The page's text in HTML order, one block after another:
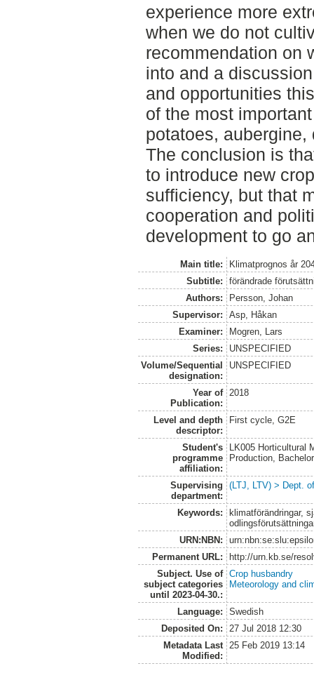
experience more
when we do not
recommendation on
into and a
and opportunities
of the most
potatoes,
The conclusion is
to introduce new
sufficiency, but that
cooperation and
development to go
Main title:
Klimatprognos år
Subtitle:
förändrade
Authors:
Persson, Johan
Supervisor:
Asp, Håkan
Examiner:
Mogren, Lars
Series:
UNSPECIFIED
Volume/Sequential
designation:
UNSPECIFIED
Year of
Publication:
2018
Level and depth
descriptor:
First cycle, G2E
Student's
programme
affiliation:
LK005 Horticultural
Production,
Supervising
department:
(LTJ, LTV) > Dept.
Keywords:
klimatförändringar,
URN:NBN:
Permanent URL:
http://urn.kb.se/
Subject. Use of
subject categories
until 2023-04-30.:
Crop husbandry
Meteorology and
Language:
Swedish
Deposited On:
27 Jul 2018 12:30
Metadata Last
Modified:
25 Feb 2019 13:14